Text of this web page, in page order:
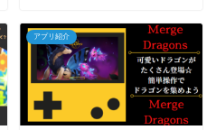
アプリ紹介